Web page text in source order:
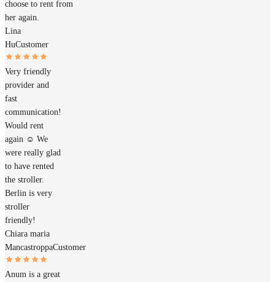
choose to rent from
her again.
Lina
HuCustomer
Very friendly
provider and
fast
communication!
Would rent
again ☺️ We
were really glad
to have rented
the stroller.
Berlin is very
stroller
friendly!
Chiara maria
MancastroppaCustomer
Anum is a great